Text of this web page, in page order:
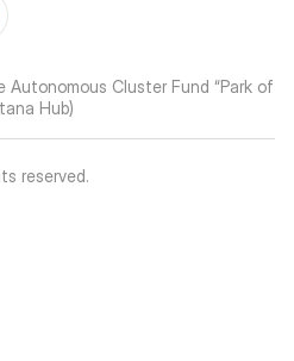
Cluster Fund “Park of
Hub)
reserved.